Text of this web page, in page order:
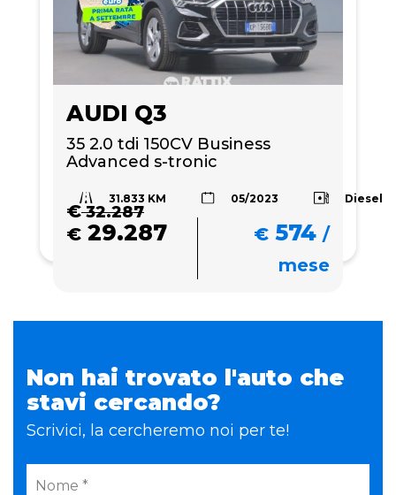
AUDI Q3
35 2.0 tdi 150CV Business
Advanced s-tronic
31.833 KM 05/2023 Diesel
€32.287
€ 29.287 € 574 /
mese
Non hai trovato l'auto che
stavi cercando?
Scrivici, la cercheremo noi per te!